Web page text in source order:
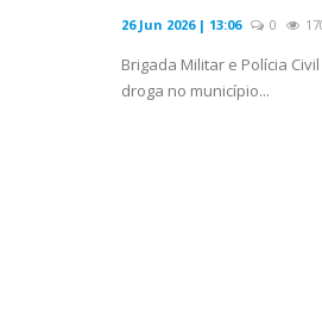
26 Jun 2026 | 13:06 0
Brigada Militar e Polícia
droga no município...